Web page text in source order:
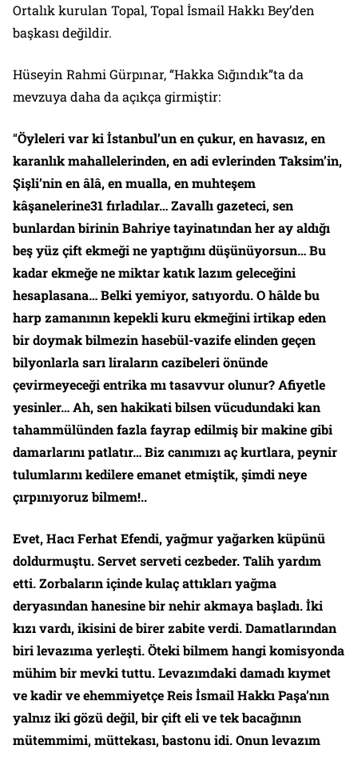
Ortalık kurulan Topal, Topal İsmail Hakkı Bey’den
başkası değildir.
Hüseyin Rahmi Gürpınar, “Hakka Sığındık”ta da
mevzuya daha da açıkça girmiştir:
“Öyleleri var ki İstanbul’un en çukur, en havasız, en
karanlık mahallelerinden, en adi evlerinden Taksim’in,
Şişli’nin en âlâ, en mualla, en muhteşem
kâşanelerine31 fırladılar… Zavallı gazeteci, sen
bunlardan birinin Bahriye tayinatından her ay aldığı
beş yüz çift ekmeği ne yaptığını düşünüyorsun… Bu
kadar ekmeğe ne miktar katık lazım geleceğini
hesaplasana… Belki yemiyor, satıyordu. O hâlde bu
harp zamanının kepekli kuru ekmeğini irtikap eden
bir doymak bilmezin hasebül-vazife elinden geçen
bilyonlarla sarı liraların cazibeleri önünde
çevirmeyeceği entrika mı tasavvur olunur? Afiyetle
yesinler… Ah, sen hakikati bilsen vücudundaki kan
tahammülünden fazla fayrap edilmiş bir makine gibi
damarlarını patlatır… Biz canımızı aç kurtlara, peynir
tulumlarını kedilere emanet etmiştik, şimdi neye
çırpınıyoruz bilmem!..
Evet, Hacı Ferhat Efendi, yağmur yağarken küpünü
doldurmuştu. Servet serveti cezbeder. Talih yardım
etti. Zorbaların içinde kulaç attıkları yağma
deryasından hanesine bir nehir akmaya başladı. İki
kızı vardı, ikisini de birer zabite verdi. Damatlarından
biri levazıma yerleşti. Öteki bilmem hangi komisyonda
mühim bir mevki tuttu. Levazımdaki damadı kıymet
ve kadir ve ehemmiyetçe Reis İsmail Hakkı Paşa’nın
yalnız iki gözü değil, bir çift eli ve tek bacağının
mütemmimi, müttekası, bastonu idi. Onun levazım